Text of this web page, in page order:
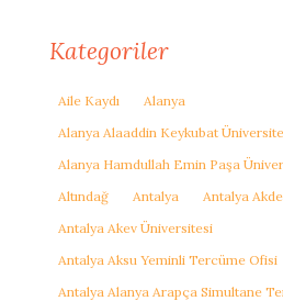
Kategoriler
Aile Kaydı
Alanya
Alanya Alaaddin Keykubat
Alanya Hamdullah Emin Paşa
Altındağ
Antalya
Antalya
Antalya Akev Üniversitesi
Antalya Aksu Yeminli Tercüme Ofisi
Antalya Alanya Arapça Simultane